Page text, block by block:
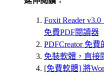
Foxit Reader
免費PDF閱讀器
PDFCreator 免
免裝軟體，直接
[免費軟體] 將